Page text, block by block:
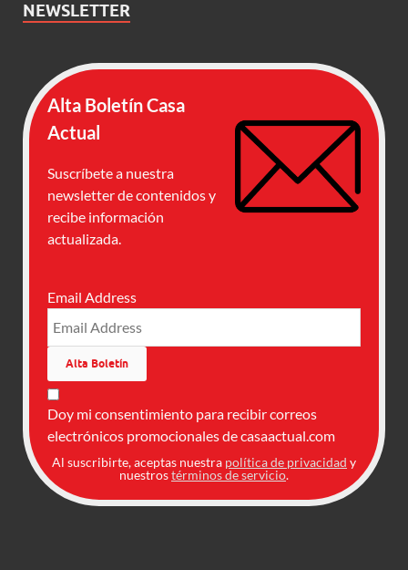
NEWSLETTER
Alta Boletín Casa
Actual
Suscríbete a nuestra
newsletter de contenidos y
recibe información
actualizada.
Email Address
Doy mi consentimiento para recibir correos
electrónicos promocionales de casaactual.com
Al suscribirte, aceptas nuestra política de privacidad y
nuestrostérminos de servicio.